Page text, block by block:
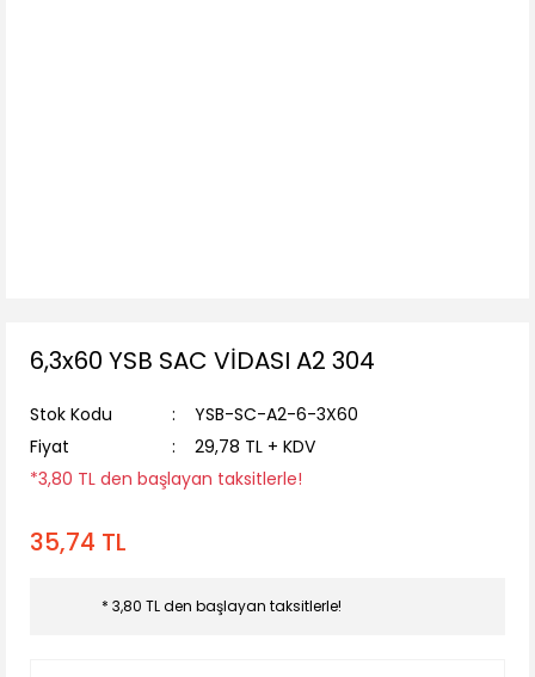
6,3x60 YSB SAC VİDASI A2 304
Stok Kodu
YSB-SC-A2-6-3X60
Fiyat
29,78 TL + KDV
*3,80 TL den başlayan taksitlerle!
35,74 TL
* 3,80 TL den başlayan taksitlerle!